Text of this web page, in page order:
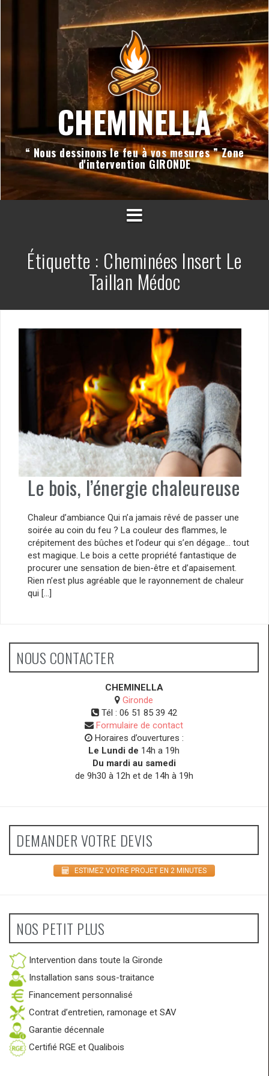
CHEMINELLA
“ Nous dessinons le feu à vos mesures ” Zone
d'intervention GIRONDE
Étiquette : Cheminées Insert Le
Taillan Médoc
Le bois, l’énergie chaleureuse
Chaleur d’ambiance Qui n’a jamais rêvé de passer une
soirée au coin du feu ? La couleur des flammes, le
crépitement des bûches et l’odeur qui s’en dégage… tout
est magique. Le bois a cette propriété fantastique de
procurer une sensation de bien-être et d’apaisement.
Rien n’est plus agréable que le rayonnement de chaleur
qui […]
NOUS CONTACTER
CHEMINELLA
Gironde
Tél : 06 51 85 39 42
Formulaire de contact
Horaires d’ouvertures :
Le Lundi de 14h a 19h
Du mardi au samedi
de 9h30 à 12h et de 14h à 19h
DEMANDER VOTRE DEVIS
ESTIMEZ VOTRE PROJET EN 2 MINUTES
NOS PETIT PLUS
Intervention dans toute la Gironde
Installation sans sous-traitance
Financement personnalisé
Contrat d’entretien, ramonage et SAV
Garantie décennale
Certifié RGE et Qualibois